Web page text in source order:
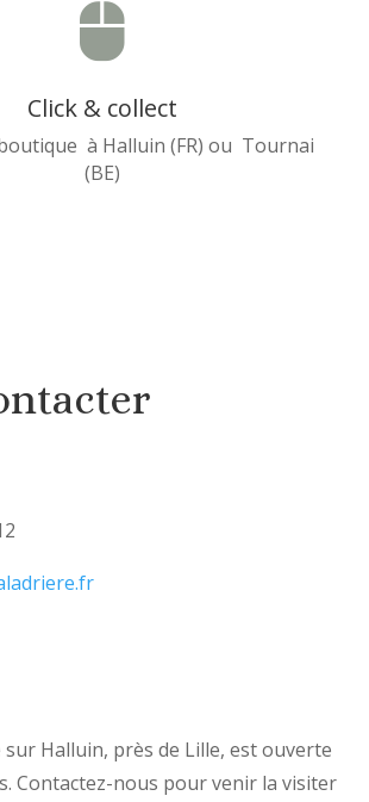

Click & collect
à Halluin (FR) ou Tournai
(BE)
Halluin, près de Lille, est ouverte
Contactez-nous pour venir la visiter